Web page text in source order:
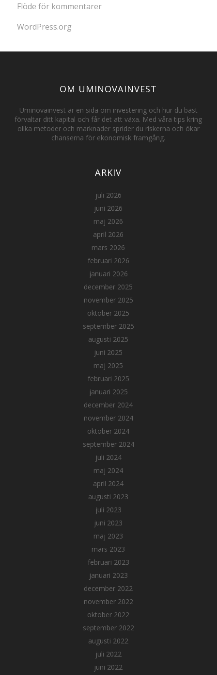
Flöde för kommentarer
WordPress.org
OM UMINOVAINVEST
Uminovainvest är en sida om investering och hur du bäst
förvaltar ditt kapital och får det att växa. Med våra tips kring
olika metoder och marknader sprider du riskerna och ökar
chanserna för ekonomisk framgång.
ARKIV
juli 2026
juni 2026
maj 2026
april 2026
mars 2026
februari 2026
januari 2026
december 2025
november 2025
oktober 2025
september 2025
augusti 2025
juni 2025
maj 2025
februari 2025
januari 2025
december 2024
november 2024
oktober 2024
september 2024
juli 2024
maj 2024
april 2024
augusti 2023
juli 2023
juni 2023
maj 2023
mars 2023
februari 2023
januari 2023
december 2022
november 2022
oktober 2022
september 2022
augusti 2022
juli 2022
juni 2022